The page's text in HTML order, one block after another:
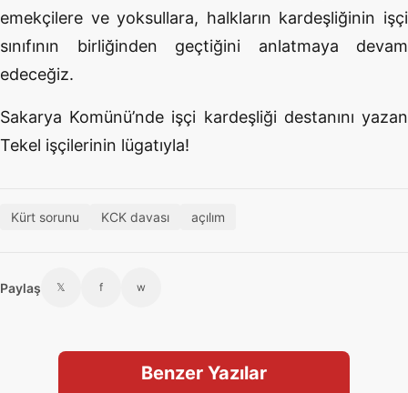
emekçilere ve yoksullara, halkların kardeşliğinin işçi
sınıfının birliğinden geçtiğini anlatmaya devam
edeceğiz.
Sakarya Komünü’nde işçi kardeşliği destanını yazan
Tekel işçilerinin lügatıyla!
Kürt sorunu KCK davası açılım
Paylaş 𝕏 f w
Benzer Yazılar